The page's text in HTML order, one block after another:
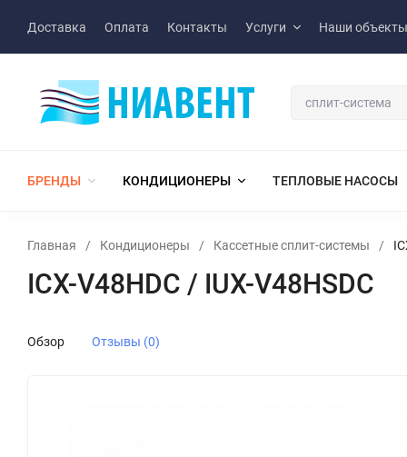
Доставка Оплата Контакты Услуги Наши объекты
БРЕНДЫ КОНДИЦИОНЕРЫ ТЕПЛОВЫЕ НАСОСЫ
Главная / Кондиционеры / Кассетные сплит-системы /
ICX-V48HDC / IUX-V48HSDC
Обзор Отзывы (0)